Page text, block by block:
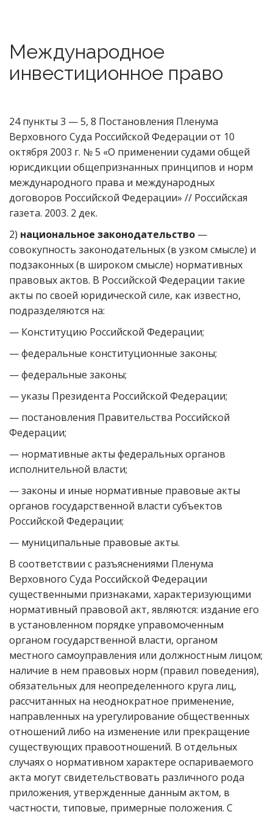
Международное
инвестиционное право
24 пункты 3 — 5, 8 Постановления Пленума
Верховного Суда Российской Федерации от 10
октября 2003 г. № 5 «О применении судами общей
юрисдикции общепризнанных принципов и норм
международного права и международных
договоров Российской Федерации» // Российская
газета. 2003. 2 дек.
2) национальное законодательство —
совокупность законодательных (в узком смысле) и
подзаконных (в широком смысле) нормативных
правовых актов. В Российской Федерации такие
акты по своей юридической силе, как известно,
подразделяются на:
— Конституцию Российской Федерации;
— федеральные конституционные законы;
— федеральные законы;
— указы Президента Российской Федерации;
— постановления Правительства Российской
Федерации;
— нормативные акты федеральных органов
исполнительной власти;
— законы и иные нормативные правовые акты
органов государственной власти субъектов
Российской Федерации;
— муниципальные правовые акты.
В соответствии с разъяснениями Пленума
Верховного Суда Российской Федерации
существенными признаками, характеризующими
нормативный правовой акт, являются: издание его
в установленном порядке управомоченным
органом государственной власти, органом
местного самоуправления или должностным лицом;
наличие в нем правовых норм (правил поведения),
обязательных для неопределенного круга лиц,
рассчитанных на неоднократное применение,
направленных на урегулирование общественных
отношений либо на изменение или прекращение
существующих правоотношений. В отдельных
случаях о нормативном характере оспариваемого
акта могут свидетельствовать различного рода
приложения, утвержденные данным актом, в
частности, типовые, примерные положения. С